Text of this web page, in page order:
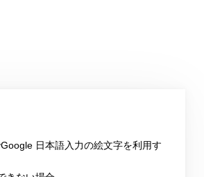
日本語入力の絵文字を利用す